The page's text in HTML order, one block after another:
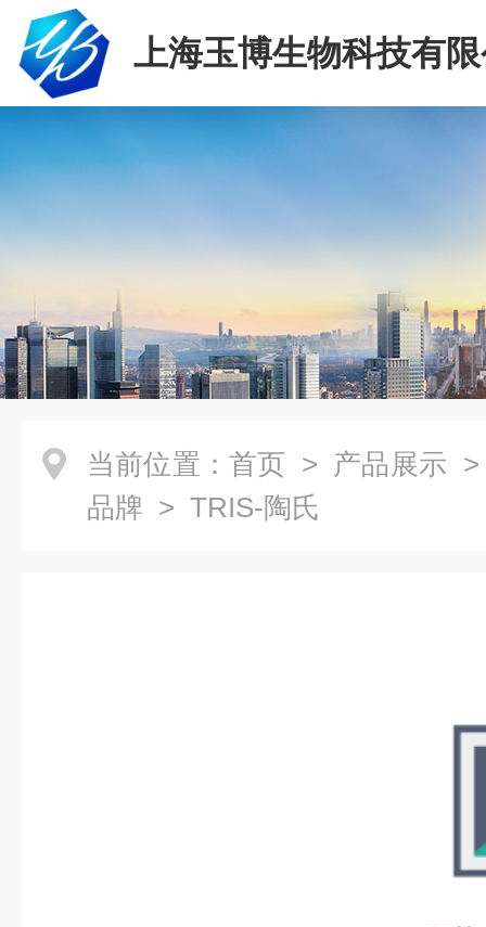
上海玉博生物科技有
当前位置： 首页 > 产品展示
品牌 > TRIS-陶氏